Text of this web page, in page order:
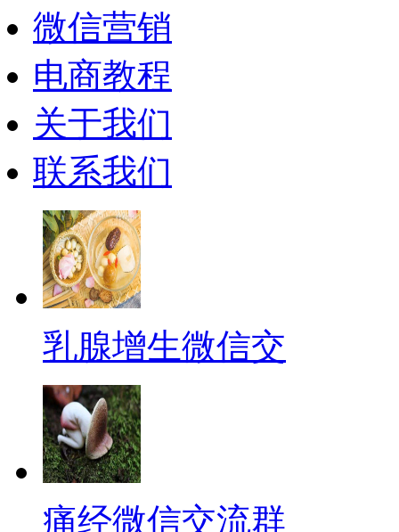
微信营销
电商教程
关于我们
联系我们
乳腺增生微信交
痛经微信交流群